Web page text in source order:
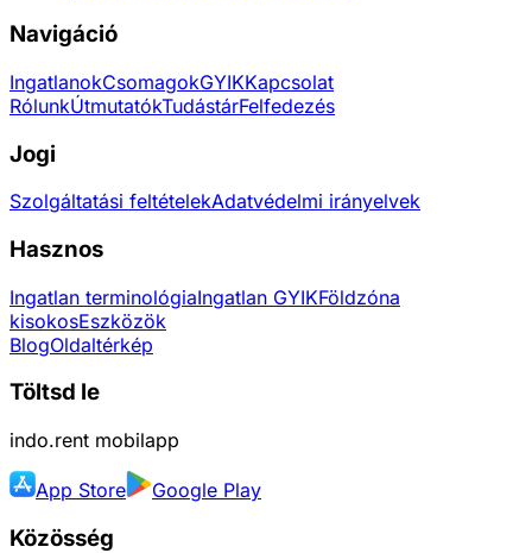
Navigáció
IngatlanokCsomagokGYIKKapcsolat
RólunkÚtmutatókTudástárFelfedezés
Jogi
Szolgáltatási feltételekAdatvédelmi irányelvek
Hasznos
Ingatlan terminológiaIngatlan GYIKFöldzóna
kisokosEszközök
BlogOldaltérkép
Töltsd le
indo.rent mobilapp
App Store Google Play
Közösség